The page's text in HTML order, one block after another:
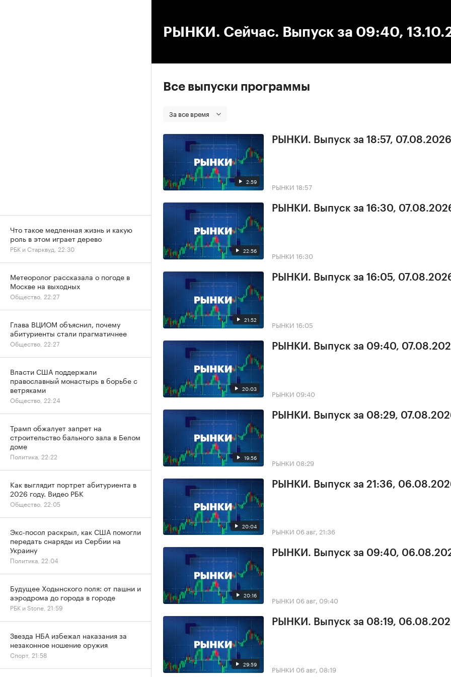
РЫНКИ. Сейчас. Выпуск за 09:40,
Все выпуски программы
За все время
2:59
РЫНКИ. Выпуск за 18:57, 07.08.2026
РЫНКИ 18:57
22:56
РЫНКИ. Выпуск за 16:30,
РЫНКИ 16:30
21:52
РЫНКИ. Выпуск за 16:05,
РЫНКИ 16:05
20:03
РЫНКИ. Выпуск за 09:40,
РЫНКИ 09:40
19:56
РЫНКИ. Выпуск за 08:29,
РЫНКИ 08:29
20:04
РЫНКИ. Выпуск за 21:36,
РЫНКИ 06 авг, 21:36
20:16
РЫНКИ. Выпуск за 09:40,
РЫНКИ 06 авг, 09:40
29:59
РЫНКИ. Выпуск за 08:19,
РЫНКИ 06 авг, 08:19
Что такое медленная жизнь и какую
роль в этом играет дерево
РБК и Старквуд, 22:30
Метеоролог рассказала о погоде в
Москве на выходных
Общество, 22:27
Глава ВЦИОМ объяснил, почему
абитуриенты стали прагматичнее
Общество, 22:27
Власти США поддержали
православный монастырь в борьбе с
ветряками
Общество, 22:24
Трамп обжалует запрет на
строительство бального зала в Белом
доме
Политика, 22:22
Как выглядит портрет абитуриента в
2026 году. Видео РБК
Общество, 22:05
Экс-посол раскрыл, как США помогли
передать снаряды из Сербии на
Украину
Политика, 22:04
Будущее Ходынского поля: от пашни и
аэродрома до города в городе
РБК и Stone, 21:59
Звезда НБА избежал наказания за
незаконное ношение оружия
Спорт, 21:58